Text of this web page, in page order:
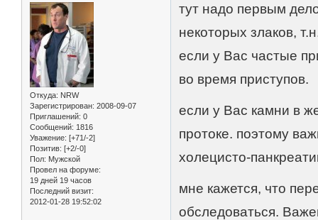
Откуда: NRW
Зарегистрирован: 2008-09-07
Приглашений: 0
Сообщений: 1816
Уважение: [+71/-2]
Позитив: [+2/-0]
Пол: Мужской
Провел на форуме:
19 дней 19 часов
Последний визит:
2012-01-28 19:52:02
тут надо первым
некоторых злаков,
если у Вас частые
во время приступов.
если у Вас камни в
протоке. поэтому
холецисто-
мне кажется, что
обследоваться.